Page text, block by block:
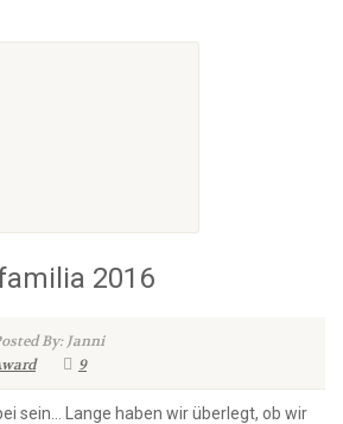
2016
By: Janni
9
sein… Lange haben wir überlegt, ob wir